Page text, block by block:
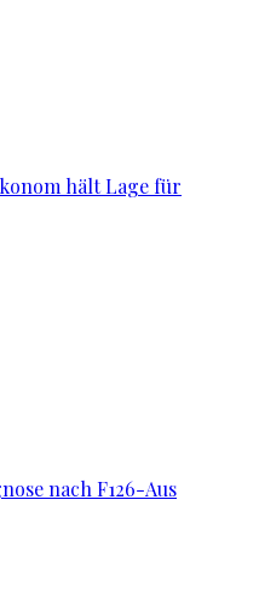
hält Lage für
nach F126-Aus